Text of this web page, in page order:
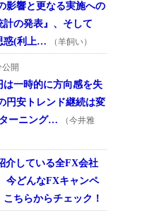
影響と更なる実施への
の発表』、そして
惑(利上…
（羊飼い）
開
は一時的に方向感を失
円安トレンド継続は変
ーニング…
（今井雅
介している全FX会社
今どんなFXキャンペ
ちらからチェック！